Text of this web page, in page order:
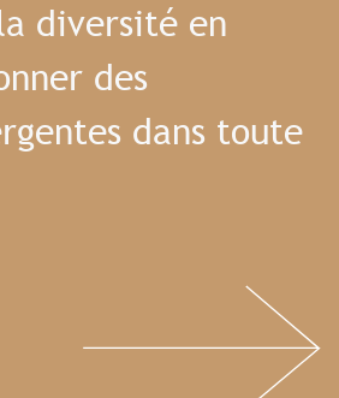
diversité en
des
dans toute